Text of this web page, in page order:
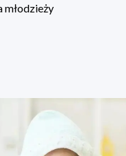
młodzieży